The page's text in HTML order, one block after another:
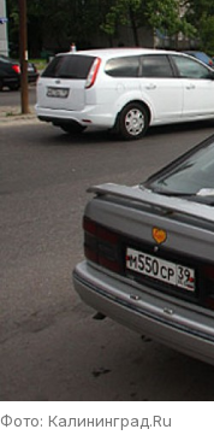
Фото: Калининград.Ru